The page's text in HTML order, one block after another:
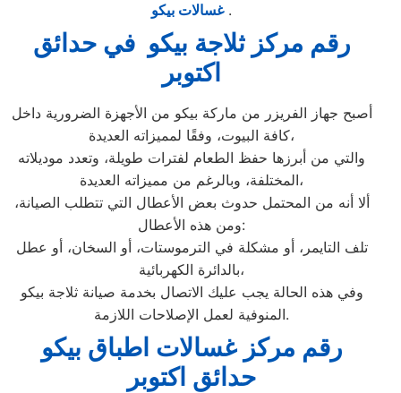
غسالات بيكو.
رقم مركز ثلاجة بيكو في حدائق
اكتوبر
أصبح جهاز الفريزر من ماركة بيكو من الأجهزة الضرورية داخل
كافة البيوت، وفقًا لمميزاته العديدة،
والتي من أبرزها حفظ الطعام لفترات طويلة، وتعدد موديلاته
المختلفة، وبالرغم من مميزاته العديدة،
ألا أنه من المحتمل حدوث بعض الأعطال التي تتطلب الصيانة،
ومن هذه الأعطال:
تلف التايمر، أو مشكلة في الترموستات، أو السخان، أو عطل
بالدائرة الكهربائية،
وفي هذه الحالة يجب عليك الاتصال بخدمة صيانة ثلاجة بيكو
المنوفية لعمل الإصلاحات اللازمة.
رقم مركز غسالات اطباق بيكو
حدائق اكتوبر